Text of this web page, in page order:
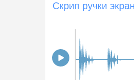
Скрип ручки